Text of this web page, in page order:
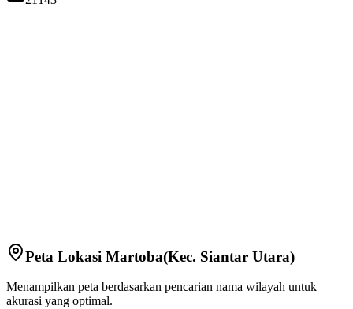
Peta Lokasi Martoba(Kec. Siantar Utara)
Menampilkan peta berdasarkan pencarian nama wilayah untuk
akurasi yang optimal.